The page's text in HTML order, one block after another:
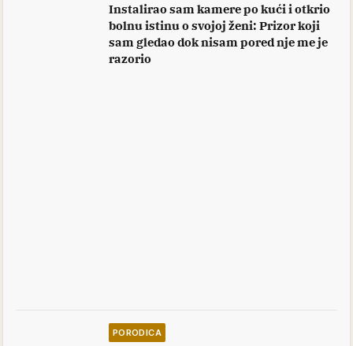
Instalirao sam kamere po kući i otkrio
bolnu istinu o svojoj ženi: Prizor koji
sam gledao dok nisam pored nje me je
razorio
PORODICA